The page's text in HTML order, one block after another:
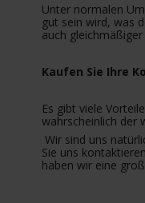
Unter normalen
gut sein wird, was
auch
Kaufen Sie Ihre
Es gibt viele
wahrscheinlich der
Wir sind uns
Sie uns
haben wir eine